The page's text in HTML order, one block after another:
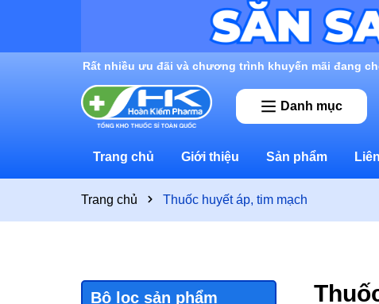
Rất nhiều ưu đãi và chương trình khuyến mãi đang
Danh mục
Trang chủ Giới thiệu Sản phẩm
Trang chủ Thuốc huyết áp, tim mạch
Bộ lọc sản phẩm